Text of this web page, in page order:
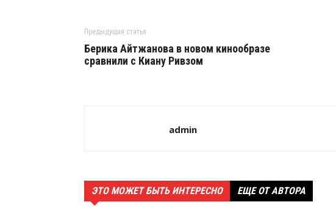
Предыдущая статья
Берика Айтжанова в новом кинообразе
сравнили с Киану Ривзом
admin
ЭТО МОЖЕТ БЫТЬ ИНТЕРЕСНО ЕЩЕ ОТ АВТОРА